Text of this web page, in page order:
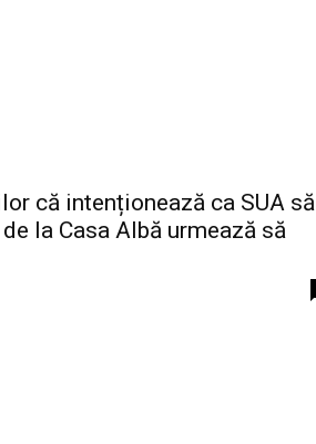
că intenționează ca SUA să
la Casa Albă urmează să